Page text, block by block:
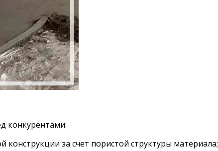
конкурентами:
за счет пористой структуры материала;